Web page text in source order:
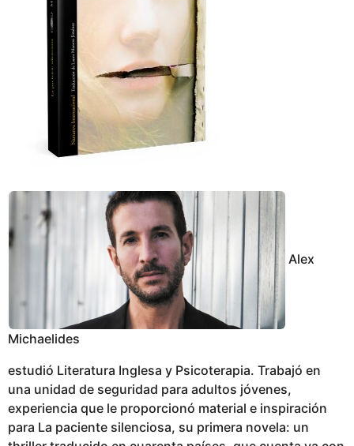
Alex
Michaelides
estudió Literatura Inglesa y Psicoterapia. Trabajó en
una unidad de seguridad para adultos jóvenes,
experiencia que le proporcionó material e inspiración
para La paciente silenciosa, su primera novela: un